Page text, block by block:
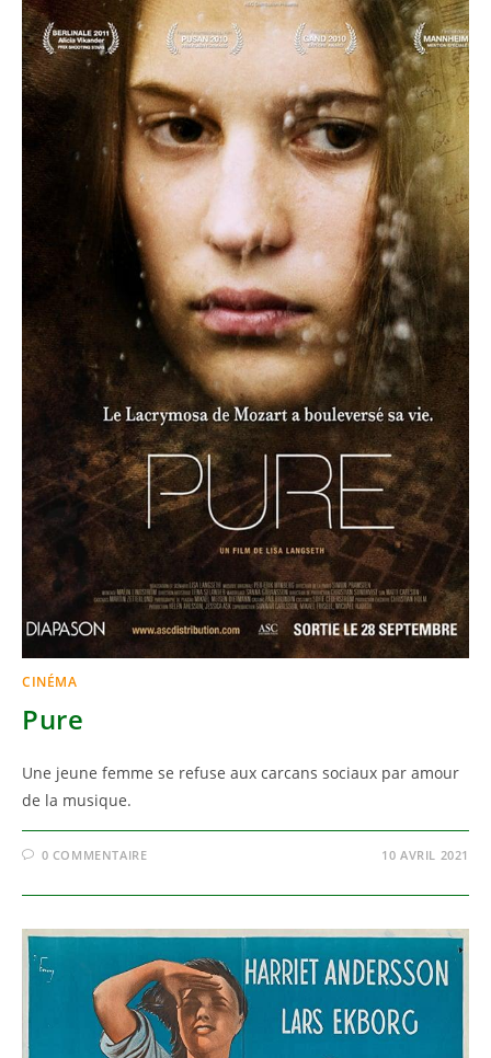
CINÉMA
Pure
Une jeune femme se refuse aux carcans sociaux par amour
de la musique.
0 COMMENTAIRE 10 AVRIL 2021